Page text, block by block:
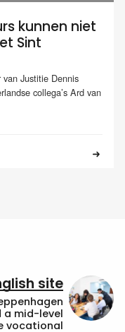
kunnen niet
Sint
Justitie Dennis
collega’s Ard van
site
mid-level
vocational